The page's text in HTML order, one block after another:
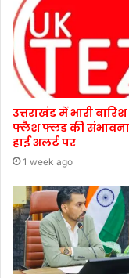
उत्तराखंड में भारी
फ्लैश फ्लड की
हाई अलर्ट पर
1 week ago